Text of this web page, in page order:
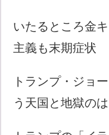
いたるところ金
主義も末期症状
トランプ・ジョ
う天国と地獄の